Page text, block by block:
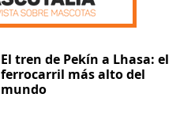
El tren de Pekín a Lhasa: el
ferrocarril más alto del
mundo